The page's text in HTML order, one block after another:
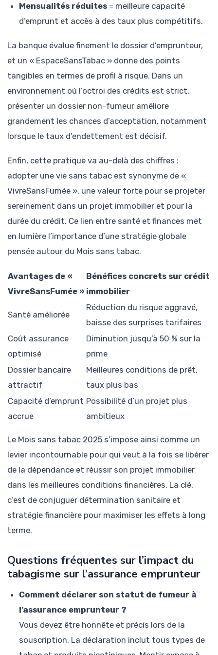
Mensualités réduites = meilleure capacité
d’emprunt et accès à des taux plus compétitifs.
La banque évalue finement le dossier d’emprunteur,
et un « EspaceSansTabac » donne des points
tangibles en termes de profil à risque. Dans un
environnement où l’octroi des crédits est strict,
présenter un dossier non-fumeur améliore
grandement les chances d’acceptation, notamment
lorsque le taux d’endettement est décisif.
Enfin, cette pratique va au-delà des chiffres :
adopter une vie sans tabac est synonyme de «
VivreSansFumée », une valeur forte pour se projeter
sereinement dans un projet immobilier et pour la
durée du crédit. Ce lien entre santé et finances met
en lumière l’importance d’une stratégie globale
pensée autour du Mois sans tabac.
Avantages de «
VivreSansFumée »
Bénéfices concrets sur crédit
immobilier
Santé améliorée
Réduction du risque aggravé,
baisse des surprises tarifaires
Coût assurance
optimisé
Diminution jusqu’à 50 % sur la
prime
Dossier bancaire
attractif
Meilleures conditions de prêt,
taux plus bas
Capacité d’emprunt
accrue
Possibilité d’un projet plus
ambitieux
Le Mois sans tabac 2025 s’impose ainsi comme un
levier incontournable pour qui veut à la fois se libérer
de la dépendance et réussir son projet immobilier
dans les meilleures conditions financières. La clé,
c’est de conjuguer détermination sanitaire et
stratégie financière pour maximiser les effets à long
terme.
Questions fréquentes sur l’impact du
tabagisme sur l’assurance emprunteur
Comment déclarer son statut de fumeur à
l’assurance emprunteur ?
Vous devez être honnête et précis lors de la
souscription. La déclaration inclut tous types de